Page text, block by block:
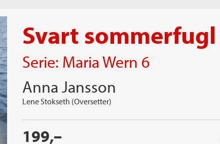
Svart sommerfugl
Serie: Maria Wern 6
Anna Jansson
Lene Stokseth (Oversetter)
199,–